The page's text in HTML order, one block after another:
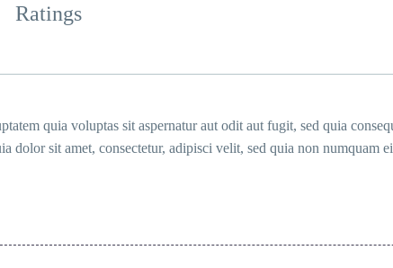
Ratings
quia voluptas sit aspernatur aut odit aut fugit, sed quia
dolor sit amet, consectetur, adipisci velit, sed quia non numquam